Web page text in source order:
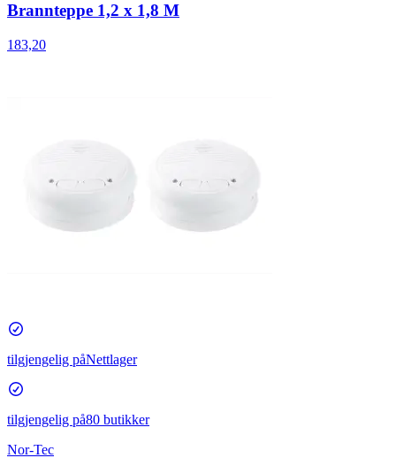
Brannteppe 1,2 x 1,8 M
183,20
tilgjengelig påNettlager
tilgjengelig på80 butikker
Nor-Tec